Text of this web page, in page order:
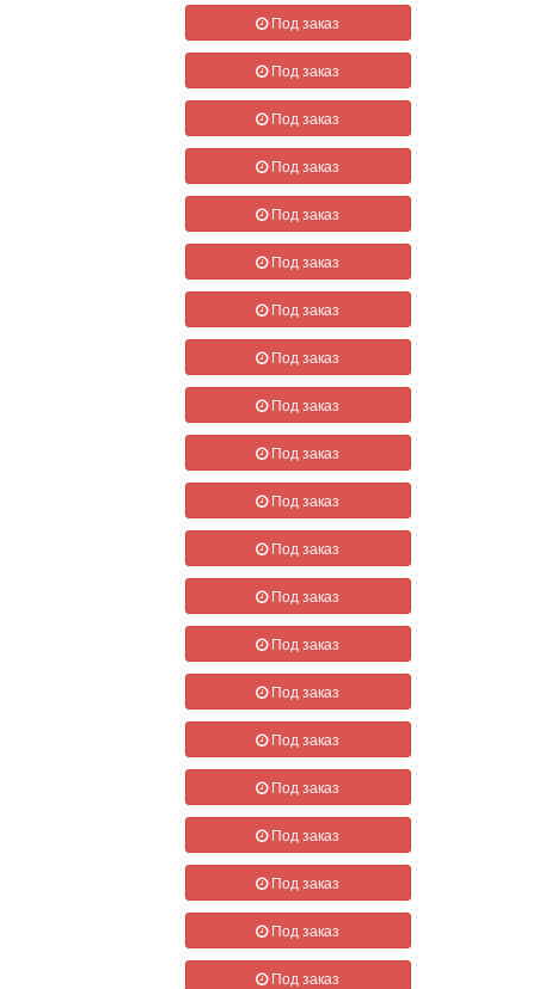
Под заказ
Под заказ
Под заказ
Под заказ
Под заказ
Под заказ
Под заказ
Под заказ
Под заказ
Под заказ
Под заказ
Под заказ
Под заказ
Под заказ
Под заказ
Под заказ
Под заказ
Под заказ
Под заказ
Под заказ
Под заказ